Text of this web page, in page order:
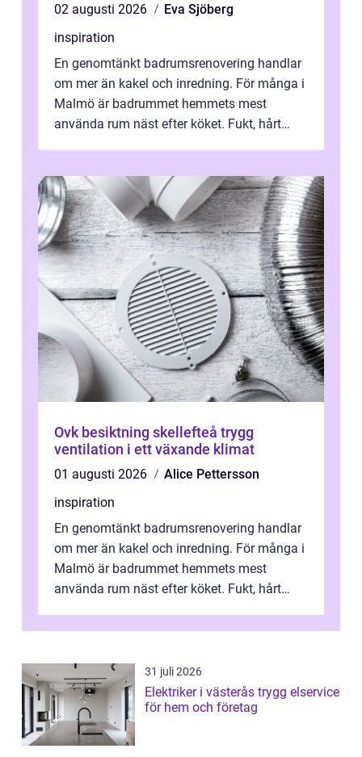
02 augusti 2026
Eva Sjöberg
inspiration
En genomtänkt badrumsrenovering handlar
om mer än kakel och inredning. För många i
Malmö är badrummet hemmets mest
använda rum näst efter köket. Fukt, hårt
Ovk besiktning skellefteå trygg
ventilation i ett växande klimat
01 augusti 2026
Alice Pettersson
inspiration
En genomtänkt badrumsrenovering handlar
om mer än kakel och inredning. För många i
Malmö är badrummet hemmets mest
använda rum näst efter köket. Fukt, hårt
...
31 juli 2026
Elektriker i västerås trygg elservice
för hem och företag